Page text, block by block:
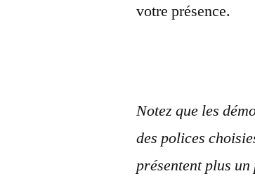
votre présence.
Notez que les
des polices
présentent plus